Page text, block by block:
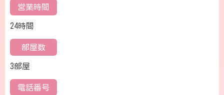
営業時間
24時間
部屋数
3部屋
電話番号